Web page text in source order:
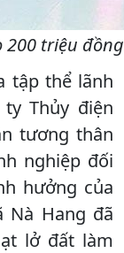
200 triệu
tập thể lãnh
Thủy điện
tương thân
nghiệp đối
hưởng của
Nà Hang đã
lở đất làm